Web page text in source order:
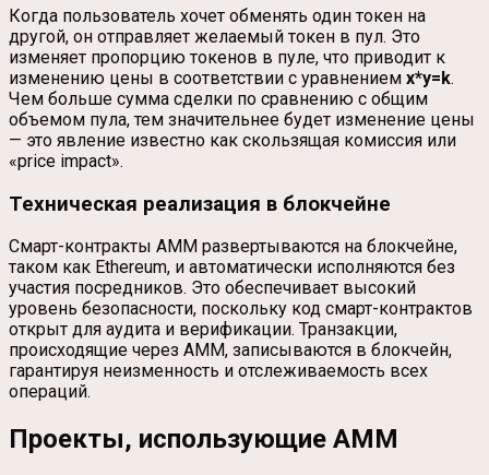
Когда пользователь хочет обменять один токен на
другой, он отправляет желаемый токен в пул. Это
изменяет пропорцию токенов в пуле, что приводит к
изменению цены в соответствии с уравнением x*y=k.
Чем больше сумма сделки по сравнению с общим
объемом пула, тем значительнее будет изменение цены
— это явление известно как скользящая комиссия или
«price impact».
Техническая реализация в блокчейне
Смарт-контракты AMM развертываются на блокчейне,
таком как Ethereum, и автоматически исполняются без
участия посредников. Это обеспечивает высокий
уровень безопасности, поскольку код смарт-контрактов
открыт для аудита и верификации. Транзакции,
происходящие через AMM, записываются в блокчейн,
гарантируя неизменность и отслеживаемость всех
операций.
Проекты, использующие AMM